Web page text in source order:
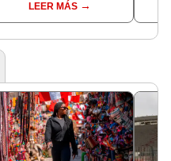
ni un minuto
LEER MÁS